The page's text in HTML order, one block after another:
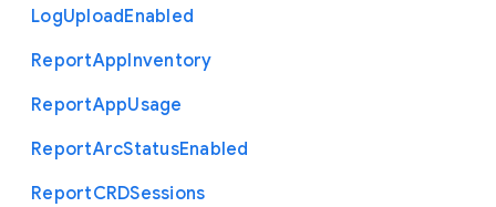
LogUploadEnabled
ReportAppInventory
ReportAppUsage
ReportArcStatusEnabled
ReportCRDSessions